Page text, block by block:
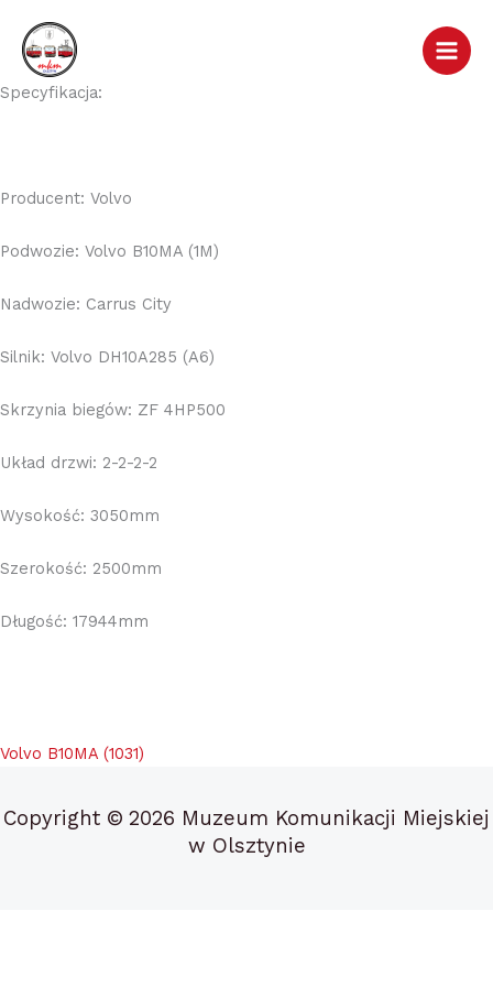
treści
Specyfikacja:
Producent: Volvo
Podwozie: Volvo B10MA (1M)
Nadwozie: Carrus City
Silnik: Volvo DH10A285 (A6)
Skrzynia biegów: ZF 4HP500
Układ drzwi: 2-2-2-2
Wysokość: 3050mm
Szerokość: 2500mm
Długość: 17944mm
Volvo B10MA (1031)
Copyright © 2026 Muzeum Komunikacji Miejskiej
w Olsztynie